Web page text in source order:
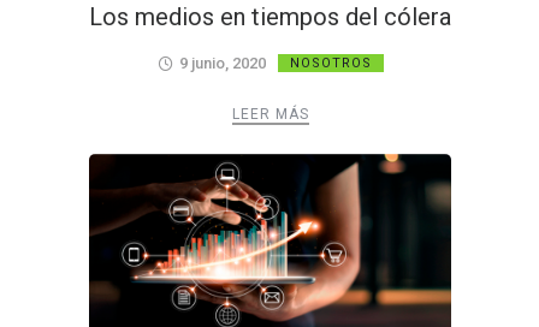
Los medios en tiempos del cólera
9 junio, 2020 NOSOTROS
LEER MÁS